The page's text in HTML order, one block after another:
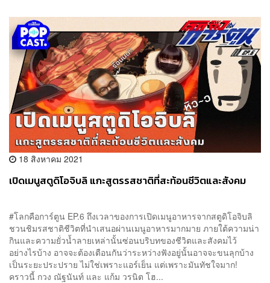
18 สิงหาคม 2021
เปิดเมนูสตูดิโอจิบลิ แกะสูตรรสชาติที่สะท้อนชีวิตและสังคม
#โลกคือการ์ตูน EP.6 ถึงเวลาของการเปิดเมนูอาหารจากสตูดิโอจิบลิ
ชวนชิมรสชาติชีวิตที่นำเสนอผ่านเมนูอาหารมากมาย ภายใต้ความน่า
กินและความยั่วน้ำลายเหล่านั้นซ่อนบริบทของชีวิตและสังคมไว้
อย่างไรบ้าง อาจจะต้องเตือนกันว่าระหว่างฟังอยู่นั้นอาจจะขนลุกบ้าง
เป็นระยะประปราย ไม่ใช่เพราะแอร์เย็น แต่เพราะมันทัชใจมาก!
คราวนี้ กวง ณัฐนันท์ และ แก้ม วรนิต โฮ...